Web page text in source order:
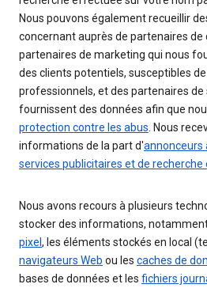
Nous pouvons également recueillir
concernant auprès de partenaires de
partenaires de marketing qui nous
des clients potentiels, susceptibles
professionnels, et des partenaires de
fournissent des données afin que
protection contre les abus. Nous
informations de la part d'annonceurs
services publicitaires et de recherche
Nous avons recours à plusieurs
stocker des informations,
pixel , les éléments stockés en local
navigateurs Web ou les caches de
bases de données et les fichiers